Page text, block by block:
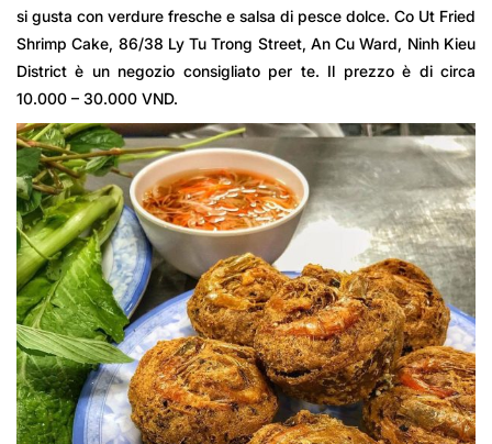
si gusta con verdure fresche e salsa di pesce dolce. Co Ut Fried
Shrimp Cake, 86/38 Ly Tu Trong Street, An Cu Ward, Ninh Kieu
District è un negozio consigliato per te. Il prezzo è di circa
10.000 – 30.000 VND.